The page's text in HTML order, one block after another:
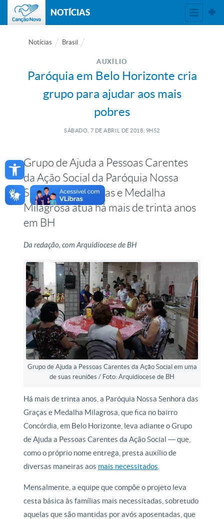
Open toolbar
NOTÍCIAS
Notícias Brasil
AUXÍLIO
Paróquia em Belo Horizonte cria
grupo para ajudar aos mais
pobres
SÁBADO, 7 DE ABRIL DE 2018, 9H52
Grupo de Ajuda a Pessoas Carentes
da Ação Social da Paróquia Nossa
Senhora das Graças e Medalha
Milagrosa atua há mais de trinta anos
em BH
Da redação, com Arquidiocese de BH
Grupo de Ajuda a Pessoas Carentes da Ação Social em uma
de suas reuniões / Foto: Arquidiocese de BH
Há mais de trinta anos, a Paróquia Nossa Senhora das
Graças e Medalha Milagrosa, que fica no bairro
Concórdia, em Belo Horizonte, leva adiante o Grupo
de Ajuda a Pessoas Carentes da Ação Social ― que,
como o próprio nome entrega, presta auxílio de
diversas maneiras aos mais necessitados
Mensalmente, a equipe que compõe o projeto leva
cesta básica às famílias mais necessitadas, sobretudo
aquelas que são mantidas por avós aposentadas, que